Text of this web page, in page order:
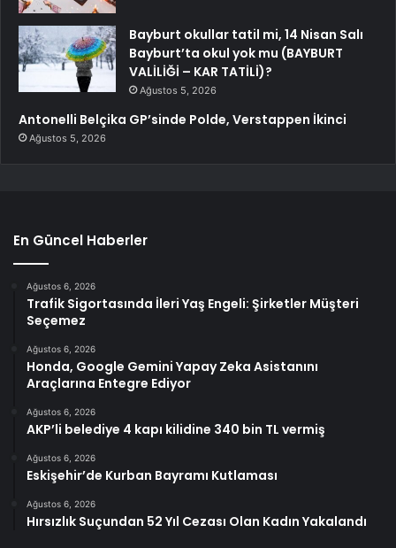
Bayburt okullar tatil mi, 14 Nisan Salı
Bayburt’ta okul yok mu (BAYBURT
VALİLİĞİ – KAR TATİLİ)?
Ağustos 5, 2026
Antonelli Belçika GP’sinde Polde, Verstappen İkinci
Ağustos 5, 2026
En Güncel Haberler
Ağustos 6, 2026
Trafik Sigortasında İleri Yaş Engeli: Şirketler Müşteri
Seçemez
Ağustos 6, 2026
Honda, Google Gemini Yapay Zeka Asistanını
Araçlarına Entegre Ediyor
Ağustos 6, 2026
AKP’li belediye 4 kapı kilidine 340 bin TL vermiş
Ağustos 6, 2026
Eskişehir’de Kurban Bayramı Kutlaması
Ağustos 6, 2026
Hırsızlık Suçundan 52 Yıl Cezası Olan Kadın Yakalandı